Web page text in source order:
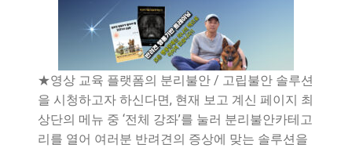
★영상 교육 플랫폼의 분리불안 / 고립불안 솔루션
을 시청하고자 하신다면, 현재 보고 계신 페이지 최
상단의 메뉴 중 ‘전체 강좌’를 눌러 분리불안카테고
리를 열어 여러분 반려견의 증상에 맞는 솔루션을